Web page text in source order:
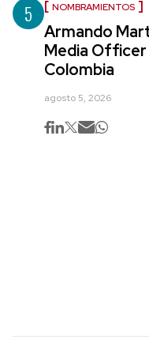
5 NOMBRAMIENTOS
Armando
Media Officer
Colombia
agosto 5, 2026